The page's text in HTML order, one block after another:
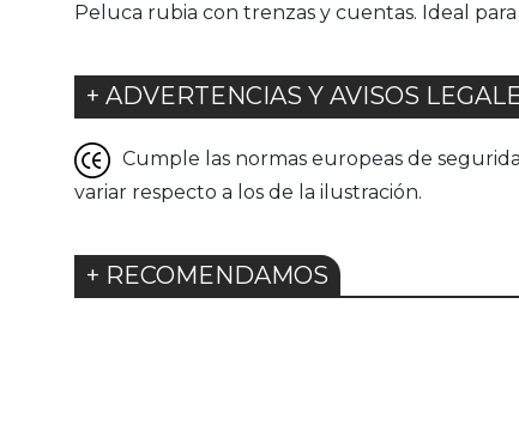
Peluca rubia con trenzas y cuentas. Ideal
+ ADVERTENCIAS Y AVISOS
Cumple las normas europeas de
variar respecto a los de la ilustración.
+ RECOMENDAMOS